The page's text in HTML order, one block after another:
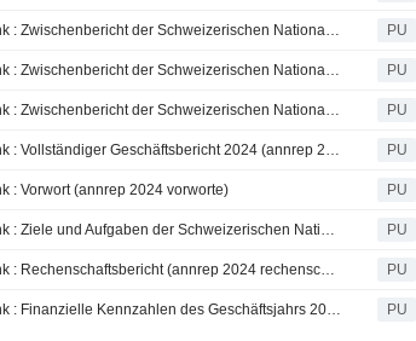
Schweizerische Nationalbank : Zwischenbericht der Schweizerischen Nationalbank per 30. Juni 2025 PU
Schweizerische Nationalbank : Zwischenbericht der Schweizerischen Nationalbank per 31. März 2025 PU
Schweizerische Nationalbank : Zwischenbericht der Schweizerischen Nationalbank per 31. März 2025 PU
Schweizerische Nationalbank : Vollständiger Geschäftsbericht 2024 (annrep 2024 komplett) PU
: Vorwort (annrep 2024 vorworte) PU
Schweizerische Nationalbank : Ziele und Aufgaben der Schweizerischen Nationalbank (annrep 2024 zielee) PU
Schweizerische Nationalbank : Rechenschaftsbericht (annrep 2024 rechenschafte) PU
Schweizerische Nationalbank : Finanzielle Kennzahlen des Geschäftsjahrs 2024 (annrep 2024 kennzahlene) PU